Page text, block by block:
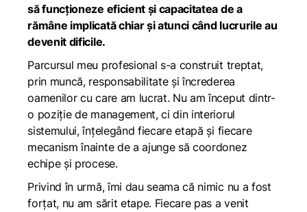
să funcționeze eficient și capacitatea de a
rămâne implicată chiar și atunci când lucrurile au
devenit dificile.
Parcursul meu profesional s-a construit treptat,
prin muncă, responsabilitate și încrederea
oamenilor cu care am lucrat. Nu am început dintr-
o poziție de management, ci din interiorul
sistemului, înțelegând fiecare etapă și fiecare
mecanism înainte de a ajunge să coordonez
echipe și procese.
Privind în urmă, îmi dau seama că nimic nu a fost
forțat, nu am sărit etape. Fiecare pas a venit